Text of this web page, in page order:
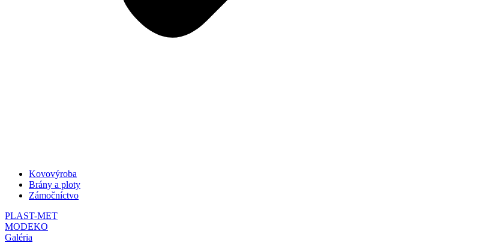
Kovovýroba
Brány a ploty
Zámočníctvo
PLAST-MET
MODEKO
Galéria